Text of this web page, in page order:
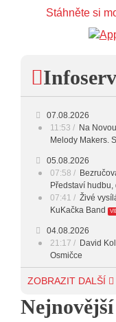
09:00 - 11:00
11:00 - 12:00
17:00 - 18:00
18:00 - 19:00
19:00 - 20:00
20:00 - 23:00
23:00 - 00:00
Stáhněte si
07.08.2026
11:53
Na
Melody Makers.
05.08.2026
07:58
Představí
07:41
Živé
KuKačka Band
04.08.2026
21:17
David
Osmičce
03.08.2026
ZOBRAZIT DALŠÍ